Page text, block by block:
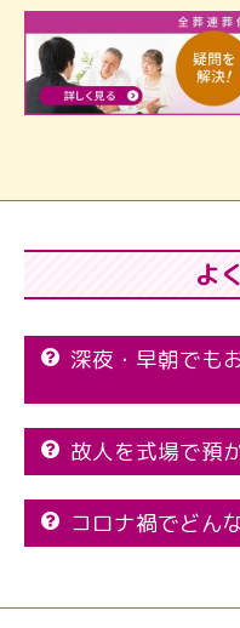
よ
深夜・早朝でも
故人を式場で預
コロナ禍でどん